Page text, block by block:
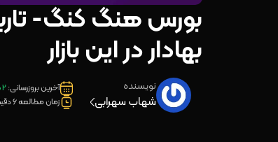
بورس هنگ کنگ-
بهادار در این بازار
نویسنده
شهاب سهرابی
آخرین بروزرسانی:2 September 2025
زمان مطالعه 6 دقیقه